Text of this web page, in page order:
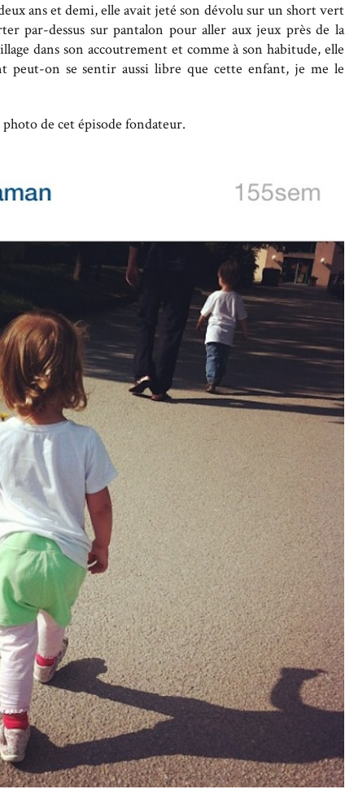
ans et demi, elle avait jeté son dévolu sur un short vert
par-dessus sur pantalon pour aller aux jeux près de la
dans son accoutrement et comme à son habitude, elle
on se sentir aussi libre que cette enfant, je me le
de cet épisode fondateur.